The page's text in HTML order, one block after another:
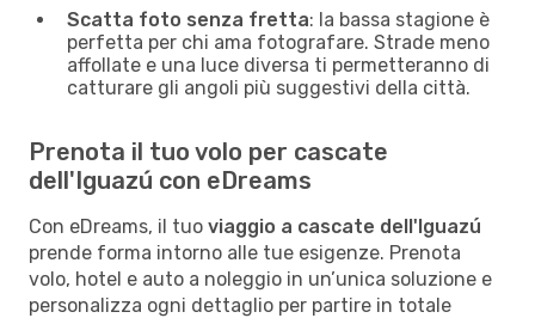
Scatta foto senza fretta: la bassa stagione è
perfetta per chi ama fotografare. Strade meno
affollate e una luce diversa ti permetteranno di
catturare gli angoli più suggestivi della città.
Prenota il tuo volo per cascate
dell'Iguazú con eDreams
Con eDreams, il tuo viaggio a cascate dell'Iguazú
prende forma intorno alle tue esigenze. Prenota
volo, hotel e auto a noleggio in un’unica soluzione e
personalizza ogni dettaglio per partire in totale